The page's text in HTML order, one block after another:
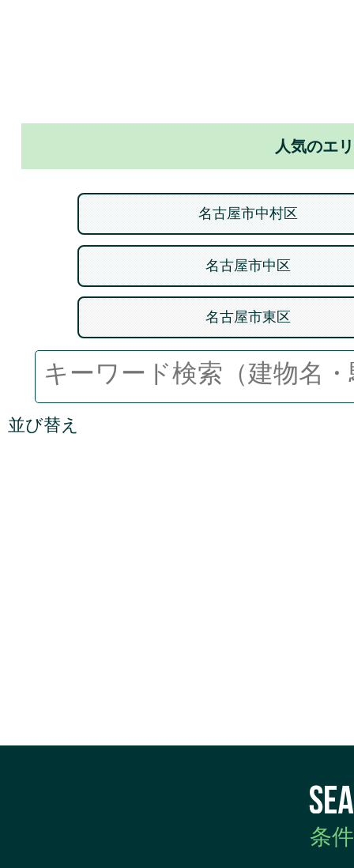
人気のエ
名古屋市中村区
名古屋市中区
名古屋市東区
並び替え
条